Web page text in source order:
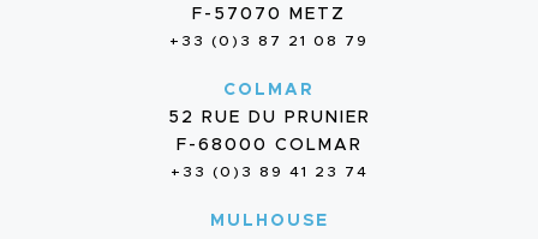
F-57070 METZ
+33 (0)3 87 21 08 79
COLMAR
52 RUE DU PRUNIER
F-68000 COLMAR
+33 (0)3 89 41 23 74
MULHOUSE